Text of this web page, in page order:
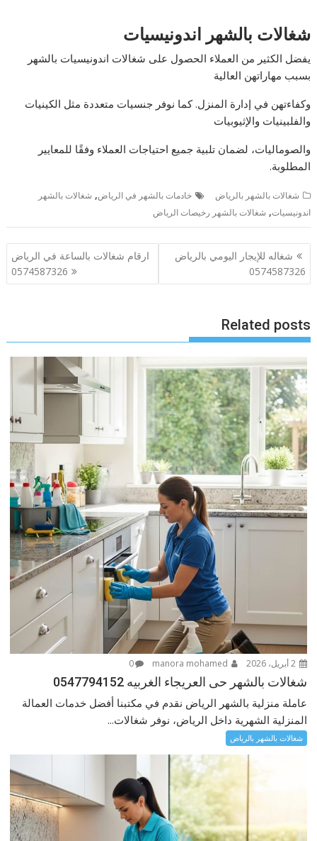
شغالات بالشهر اندونيسيات
يفضل الكثير من العملاء الحصول على شغالات اندونيسيات بالشهر
بسبب مهاراتهن العالية
وكفاءتهن في إدارة المنزل. كما نوفر جنسيات متعددة مثل الكينيات
والفلبينيات والإثيوبيات
والصوماليات، لضمان تلبية جميع احتياجات العملاء وفقًا للمعايير
المطلوبة.
شغالات بالشهر بالرياض خادمات بالشهر في الرياض, شغالات بالشهر
اندونيسيات, شغالات بالشهر رخيصات الرياض
تصفّح
المقالات
شغاله للإيجار اليومي بالرياض
0574587326
ارقام شغالات بالساعة في الرياض
0574587326
Related posts
2 أبريل، 2026 0
شغالات بالشهر حى العريجاء الغربيه 0547794152
عاملة منزلية بالشهر الرياض نقدم في مكتبنا أفضل خدمات العمالة
المنزلية الشهرية داخل الرياض، نوفر شغالات...
شغالات بالشهر بالرياض